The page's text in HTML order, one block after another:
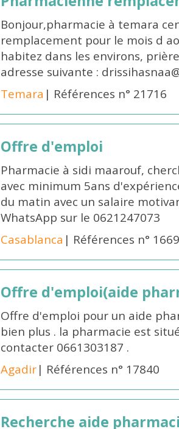
Bonjour,pharmacie à temara
remplacement pour le mois d
habitez dans les environs,
adresse suivante :
Temara | Références n° 21716
Offre d'emploi
Pharmacie à sidi maarouf,
avec minimum 5ans
du matin avec un salaire
WhatsApp sur le 0621247073
Casablanca | Références n°
Offre d'emploi(aide
Offre d'emploi pour un aide
bien plus . la pharmacie est
contacter 0661303187 .
Agadir| Références n° 17840
Recherche aide